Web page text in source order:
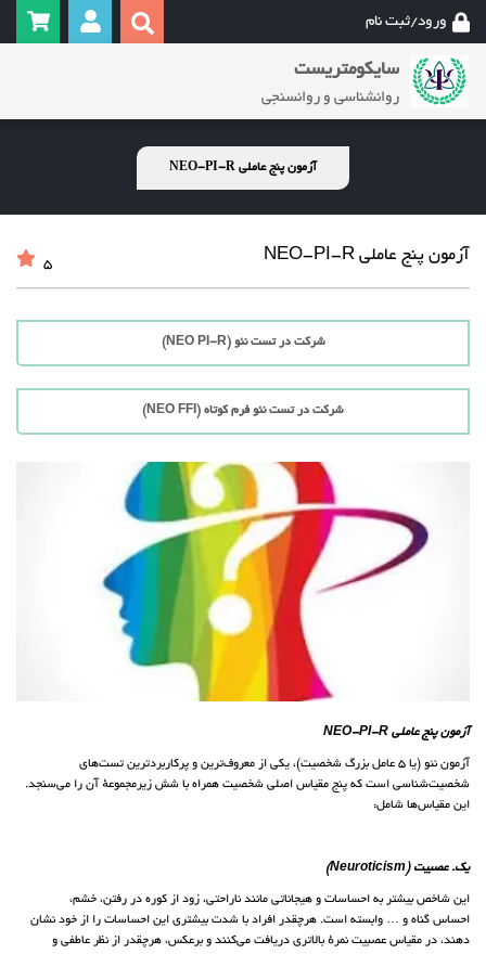
ورود/ثبت نام
سایکومتریست
روانشناسی و روانسنجی
آزمون پنج عاملی NEO-PI-R
آزمون پنج عاملی NEO-PI-R 5
شرکت در تست نئو (NEO PI-R)
شرکت در تست نئو فرم کوتاه (NEO FFI)
آزمون پنج عاملی NEO-PI-R
آزمون نئو (یا 5 عامل بزرگ شخصیت)، یکی از معروف‌ترین و پرکاربردترین تست‌های
شخصیت‌شناسی است که پنج مقیاس اصلی شخصیت همراه با شش زیرمجموعهٔ آن را می‌سنجد.
این مقیاس‌ها شامل:
یک. عصبیت (Neuroticism)
این شاخص بیشتر به احساسات و هیجاناتی مانند ناراحتی، زود از کوره در رفتن، خشم،
احساس گناه و … وابسته است. هرچقدر افراد با شدت بیشتری این احساسات را از خود نشان
دهند، در مقیاس عصبیت نمرهٔ بالاتری دریافت می‌کنند و برعکس، هرچقدر از نظر عاطفی و